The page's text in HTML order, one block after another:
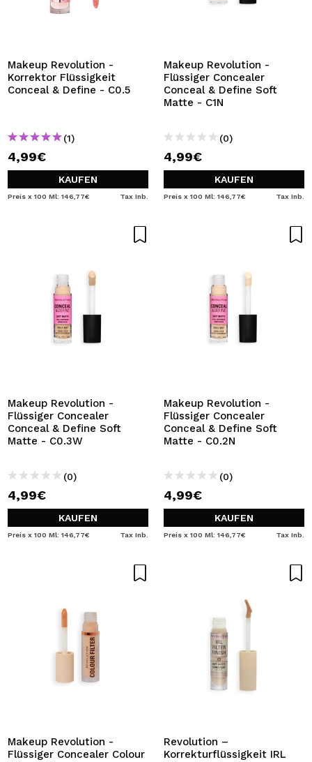
Makeup Revolution -
Korrektor Flüssigkeit
Conceal & Define - C0.5
(1)
4,99€
KAUFEN
Preis x 100 Ml: 146,77€ Tax Inb.
Makeup Revolution -
Flüssiger Concealer
Conceal & Define Soft
Matte - C1N
(0)
4,99€
KAUFEN
Preis x 100 Ml: 146,77€ Tax Inb.
Makeup Revolution -
Flüssiger Concealer
Conceal & Define Soft
Matte - C0.3W
(0)
4,99€
KAUFEN
Preis x 100 Ml: 146,77€ Tax Inb.
Makeup Revolution -
Flüssiger Concealer
Conceal & Define Soft
Matte - C0.2N
(0)
4,99€
KAUFEN
Preis x 100 Ml: 146,77€ Tax Inb.
Makeup Revolution -
Flüssiger Concealer Colour
Revolution –
Korrekturflüssigkeit IRL